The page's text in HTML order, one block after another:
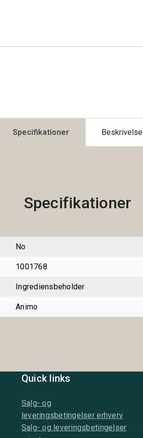
Specifikationer Beskrivelse
Specifikationer
No
1001768
Ingrediensbeholder
Animo
Quick links
Salg- og
leveringsbetingelser erhverv
Salg- og leveringsbetingelser